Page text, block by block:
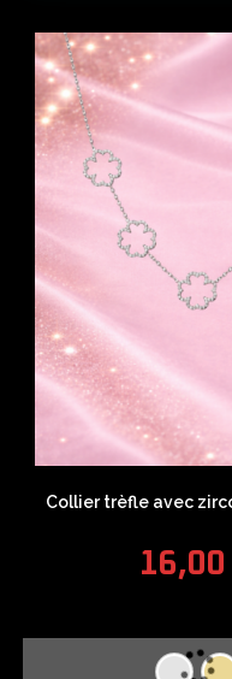
Collier trèfle avec
16,00